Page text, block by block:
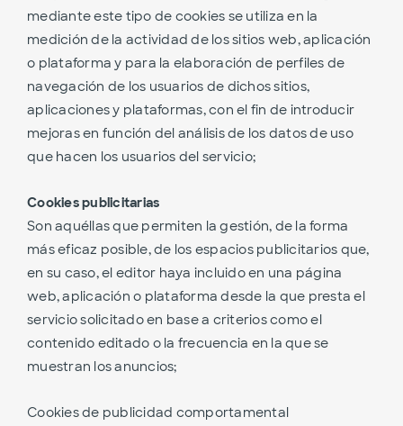
mediante este tipo de cookies se utiliza en la
medición de la actividad de los sitios web, aplicación
o plataforma y para la elaboración de perfiles de
navegación de los usuarios de dichos sitios,
aplicaciones y plataformas, con el fin de introducir
mejoras en función del análisis de los datos de uso
que hacen los usuarios del servicio;
Cookies publicitarias
Son aquéllas que permiten la gestión, de la forma
más eficaz posible, de los espacios publicitarios que,
en su caso, el editor haya incluido en una página
web, aplicación o plataforma desde la que presta el
servicio solicitado en base a criterios como el
contenido editado o la frecuencia en la que se
muestran los anuncios;
Cookies de publicidad comportamental